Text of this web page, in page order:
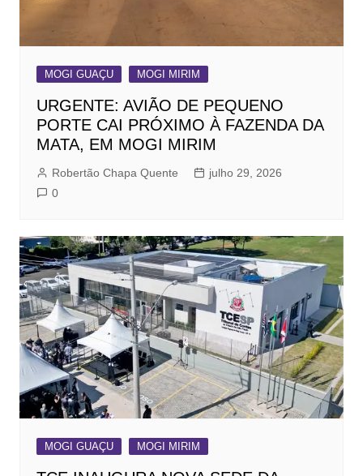
MOGI GUAÇU MOGI MIRIM
URGENTE: AVIÃO DE PEQUENO
PORTE CAI PRÓXIMO À FAZENDA DA
MATA, EM MOGI MIRIM
Robertão Chapa Quente
julho 29, 2026
0
MOGI GUAÇU MOGI MIRIM